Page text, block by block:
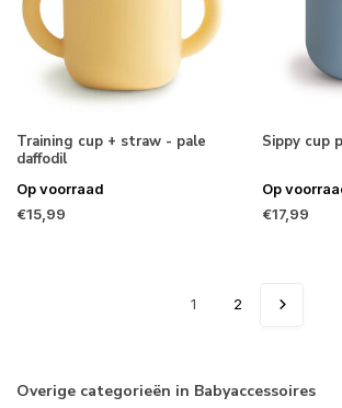
Training cup + straw - pale
daffodil
Op voorraad
€15,99
Sippy cup
Op
€17,99
1 2
Overige categorieën in Babyaccessoires